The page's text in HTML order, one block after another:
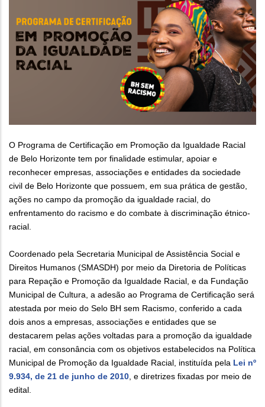
O Programa de Certificação em Promoção da Igualdade Racial
de Belo Horizonte tem por finalidade estimular, apoiar e
reconhecer empresas, associações e entidades da sociedade
civil de Belo Horizonte que possuem, em sua prática de gestão,
ações no campo da promoção da igualdade racial, do
enfrentamento do racismo e do combate à discriminação étnico-
racial.
Coordenado pela Secretaria Municipal de Assistência Social e
Direitos Humanos (SMASDH) por meio da Diretoria de Políticas
para Repação e Promoção da Igualdade Racial, e da Fundação
Municipal de Cultura, a adesão ao Programa de Certificação será
atestada por meio do Selo BH sem Racismo, conferido a cada
dois anos a empresas, associações e entidades que se
destacarem pelas ações voltadas para a promoção da igualdade
racial, em consonância com os objetivos estabelecidos na Política
Municipal de Promoção da Igualdade Racial, instituída pela Lei nº
9.934, de 21 de junho de 2010, e diretrizes fixadas por meio de
edital.